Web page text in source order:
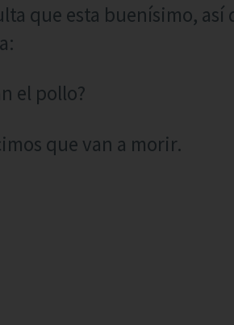
que esta buenísimo, así
el pollo?
que van a morir.